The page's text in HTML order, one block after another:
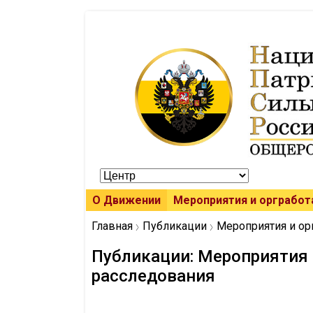
О Движении
Мероприятия и
Главная
Публикации Мероприятия и
Публикации: Мероприятия
расследования